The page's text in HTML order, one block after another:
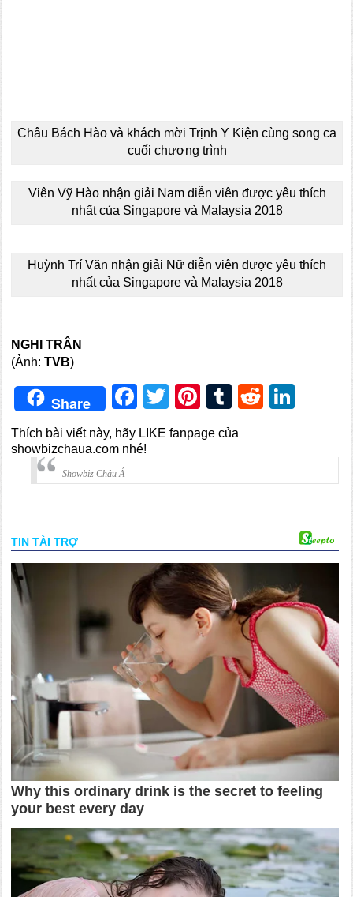
Châu Bách Hào và khách mời Trịnh Y Kiện cùng song ca
cuối chương trình
Viên Vỹ Hào nhận giải Nam diễn viên được yêu thích
nhất của Singapore và Malaysia 2018
Huỳnh Trí Văn nhận giải Nữ diễn viên được yêu thích
nhất của Singapore và Malaysia 2018
NGHI TRÂN
(Ảnh:TVB)
Share Facebook
TwitterPinterest
TumblrReddit
Thích bài viết này, hãy LIKE fanpage của
showbizchaua.com nhé!
Showbiz Châu Á